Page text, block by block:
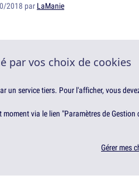
2018 par LaManie
par vos choix de cookies
un service tiers. Pour l'afficher, vous
via le lien "Paramètres de
Gérer mes